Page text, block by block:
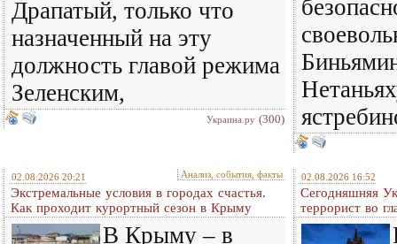
Драпатый, только что
назначенный на эту
должность главой режима
Зеленским,
Украина.ру (300)
02.08.2026 20:21 Анализ, события, факты
Экстремальные условия в городах счастья.
Как проходит курортный сезон в Крыму
В Крыму – в
02.08.2026 16:52
Сегодняшняя
террорист во